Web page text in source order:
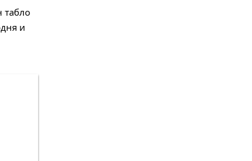
табло
и